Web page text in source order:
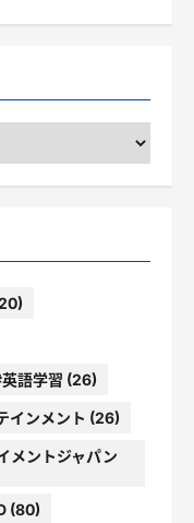
語学習 (26)
インメント (26)
メントジャパン
(80)